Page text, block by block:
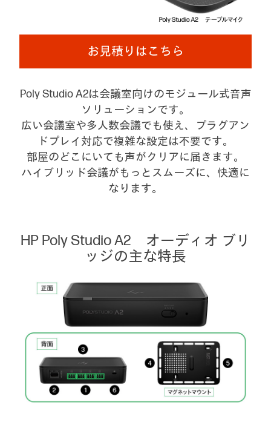
お見積りはこちら
Poly Studio A2は会議室向けのモジュール式音声
ソリューションです。
広い会議室や多人数会議でも使え、プラグアン
ドプレイ対応で複雑な設定は不要です。
部屋のどこにいても声がクリアに届きます。
ハイブリッド会議がもっとスムーズに、快適に
なります。
HP Poly Studio A2 オーディオ ブリ
ッジの主な特長